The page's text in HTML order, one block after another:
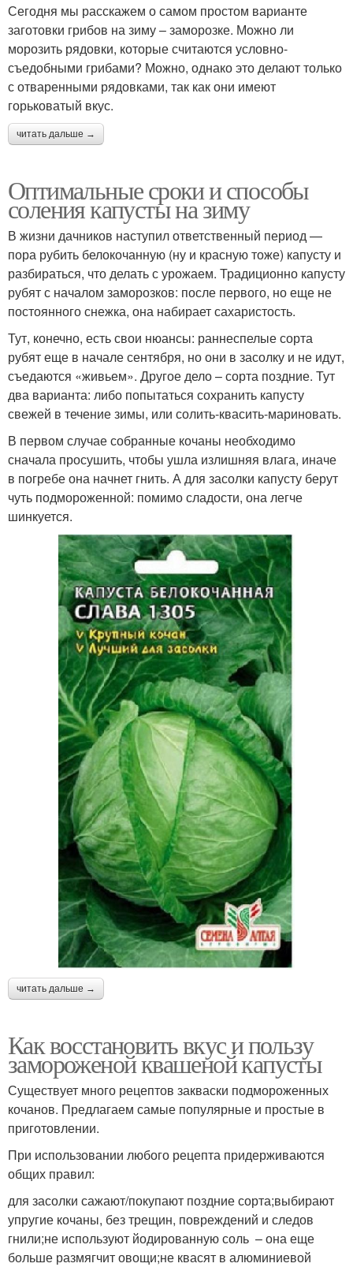
Сегодня мы расскажем о самом простом варианте
заготовки грибов на зиму – заморозке. Можно ли
морозить рядовки, которые считаются условно-
съедобными грибами? Можно, однако это делают только
с отваренными рядовками, так как они имеют
горьковатый вкус.
читать дальше →
Оптимальные сроки и способы
соления капусты на зиму
В жизни дачников наступил ответственный период —
пора рубить белокочанную (ну и красную тоже) капусту и
разбираться, что делать с урожаем. Традиционно капусту
рубят с началом заморозков: после первого, но еще не
постоянного снежка, она набирает сахаристость.
Тут, конечно, есть свои нюансы: раннеспелые сорта
рубят еще в начале сентября, но они в засолку и не идут,
съедаются «живьем». Другое дело – сорта поздние. Тут
два варианта: либо попытаться сохранить капусту
свежей в течение зимы, или солить-квасить-мариновать.
В первом случае собранные кочаны необходимо
сначала просушить, чтобы ушла излишняя влага, иначе
в погребе она начнет гнить. А для засолки капусту берут
чуть подмороженной: помимо сладости, она легче
шинкуется.
читать дальше →
Как восстановить вкус и пользу
замороженой квашеной капусты
Существует много рецептов закваски подмороженных
кочанов. Предлагаем самые популярные и простые в
приготовлении.
При использовании любого рецепта придерживаются
общих правил:
для засолки сажают/покупают поздние сорта;выбирают
упругие кочаны, без трещин, повреждений и следов
гнили;не используют йодированную соль – она еще
больше размягчит овощи;не квасят в алюминиевой